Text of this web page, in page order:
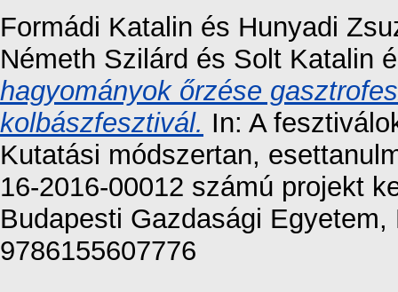
Formádi Katalin és Hunyadi
Németh Szilárd és Solt Katalin
hagyományok őrzése
kolbászfesztivál. In: A
Kutatási módszertan,
16-2016-00012 számú projekt
Budapesti Gazdasági
9786155607776